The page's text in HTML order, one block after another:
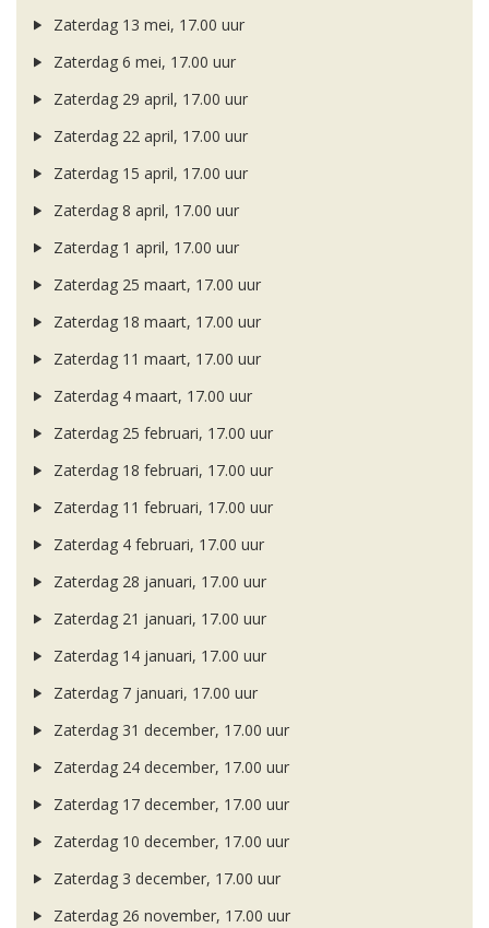
Zaterdag 13 mei, 17.00 uur
Zaterdag 6 mei, 17.00 uur
Zaterdag 29 april, 17.00 uur
Zaterdag 22 april, 17.00 uur
Zaterdag 15 april, 17.00 uur
Zaterdag 8 april, 17.00 uur
Zaterdag 1 april, 17.00 uur
Zaterdag 25 maart, 17.00 uur
Zaterdag 18 maart, 17.00 uur
Zaterdag 11 maart, 17.00 uur
Zaterdag 4 maart, 17.00 uur
Zaterdag 25 februari, 17.00 uur
Zaterdag 18 februari, 17.00 uur
Zaterdag 11 februari, 17.00 uur
Zaterdag 4 februari, 17.00 uur
Zaterdag 28 januari, 17.00 uur
Zaterdag 21 januari, 17.00 uur
Zaterdag 14 januari, 17.00 uur
Zaterdag 7 januari, 17.00 uur
Zaterdag 31 december, 17.00 uur
Zaterdag 24 december, 17.00 uur
Zaterdag 17 december, 17.00 uur
Zaterdag 10 december, 17.00 uur
Zaterdag 3 december, 17.00 uur
Zaterdag 26 november, 17.00 uur